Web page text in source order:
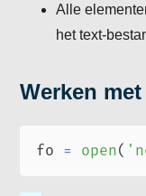
Alle
het text-
Werken
fo = open(